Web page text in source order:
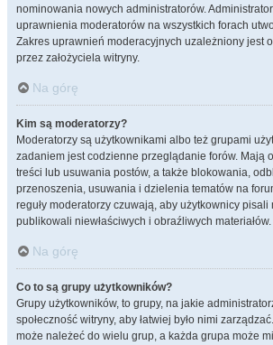
nominowania nowych administratorów.
uprawnienia moderatorów na wszystkich forach
Zakres uprawnień moderacyjnych uzależniony jest
przez założyciela witryny.
Na górę
Kim są moderatorzy?
Moderatorzy są użytkownikami albo też grupami
zadaniem jest codzienne przeglądanie forów. Mają
treści lub usuwania postów, a także blokowania,
przenoszenia, usuwania i dzielenia tematów na
reguły moderatorzy czuwają, aby użytkownicy pisali
publikowali niewłaściwych i obraźliwych materiałów.
Na górę
Co to są grupy użytkowników?
Grupy użytkowników, to grupy, na jakie
społeczność witryny, aby łatwiej było nimi
może należeć do wielu grup, a każda grupa może